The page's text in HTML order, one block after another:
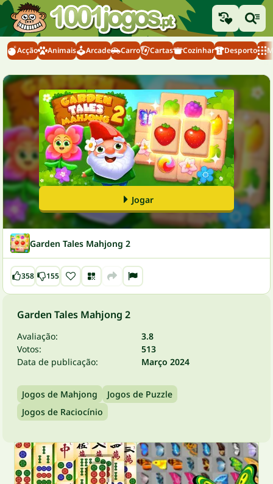
Acção Animais Arcade Carro Cartas Cozinhar Desporto
Jogar
Garden Tales Mahjong 2
358 155
Garden Tales Mahjong 2
Avaliação:
3.8
Votos:
513
Data de publicação:
Março 2024
Jogos de Mahjong
Jogos de Puzzle
Jogos de Raciocínio